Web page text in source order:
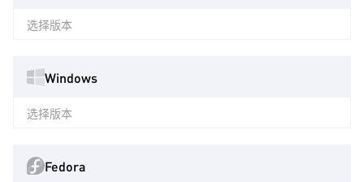
选择版本
Windows
选择版本
Fedora